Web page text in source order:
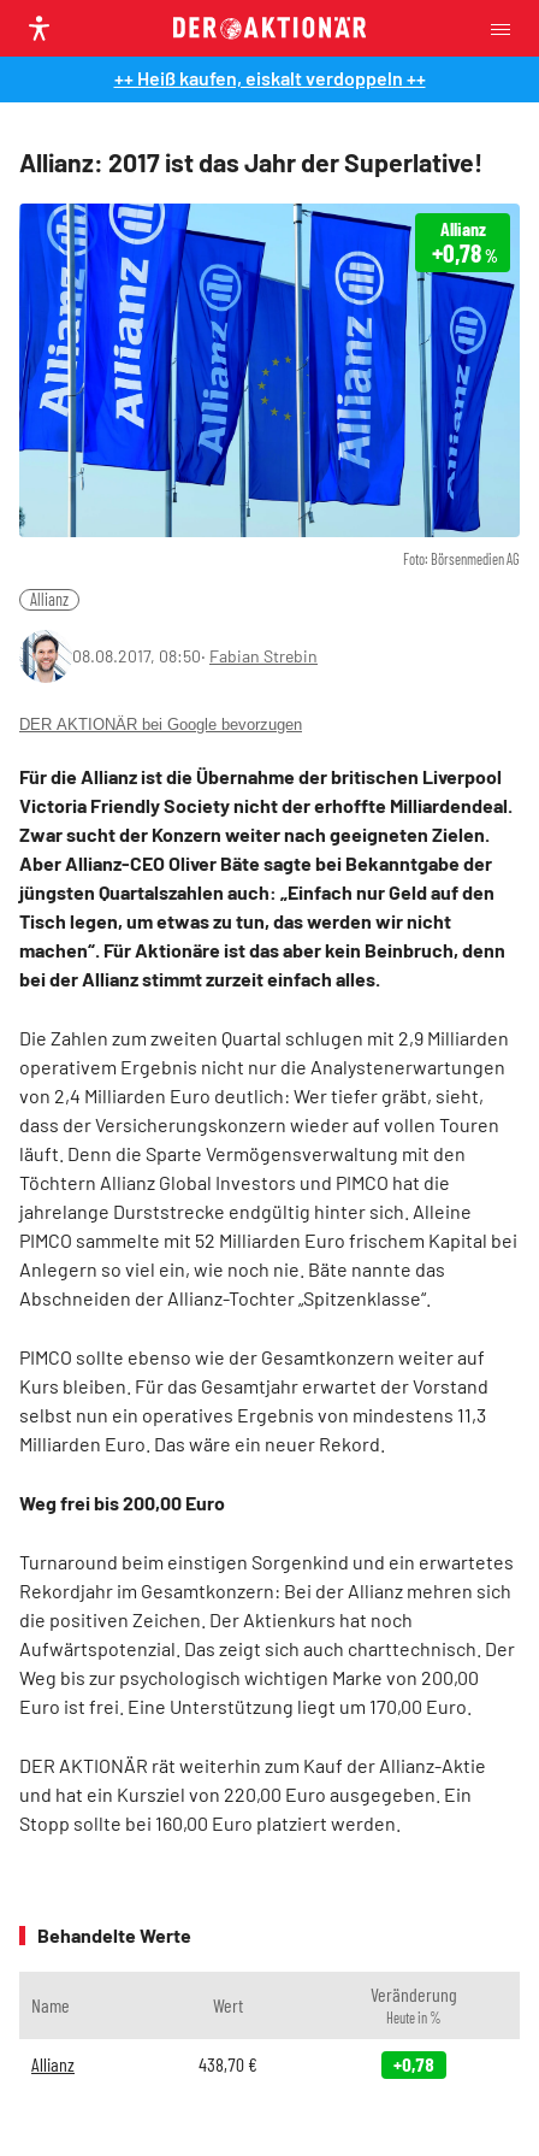
++ Heiß kaufen, eiskalt verdoppeln ++
Allianz: 2017 ist das Jahr der Superlative!
Foto: Börsenmedien AG
Allianz
+0,78%
Allianz
08.08.2017, 08:50‧ Fabian Strebin
DER AKTIONÄR bei Google bevorzugen
Für die Allianz ist die Übernahme der britischen Liverpool
Victoria Friendly Society nicht der erhoffte Milliardendeal.
Zwar sucht der Konzern weiter nach geeigneten Zielen.
Aber Allianz-CEO Oliver Bäte sagte bei Bekanntgabe der
jüngsten Quartalszahlen auch: „Einfach nur Geld auf den
Tisch legen, um etwas zu tun, das werden wir nicht
machen“. Für Aktionäre ist das aber kein Beinbruch, denn
bei der Allianz stimmt zurzeit einfach alles.
Die Zahlen zum zweiten Quartal schlugen mit 2,9 Milliarden
operativem Ergebnis nicht nur die Analystenerwartungen
von 2,4 Milliarden Euro deutlich: Wer tiefer gräbt, sieht,
dass der Versicherungskonzern wieder auf vollen Touren
läuft. Denn die Sparte Vermögensverwaltung mit den
Töchtern Allianz Global Investors und PIMCO hat die
jahrelange Durststrecke endgültig hinter sich. Alleine
PIMCO sammelte mit 52 Milliarden Euro frischem Kapital bei
Anlegern so viel ein, wie noch nie. Bäte nannte das
Abschneiden der Allianz-Tochter „Spitzenklasse“.
PIMCO sollte ebenso wie der Gesamtkonzern weiter auf
Kurs bleiben. Für das Gesamtjahr erwartet der Vorstand
selbst nun ein operatives Ergebnis von mindestens 11,3
Milliarden Euro. Das wäre ein neuer Rekord.
Weg frei bis 200,00 Euro
Turnaround beim einstigen Sorgenkind und ein erwartetes
Rekordjahr im Gesamtkonzern: Bei der Allianz mehren sich
die positiven Zeichen. Der Aktienkurs hat noch
Aufwärtspotenzial. Das zeigt sich auch charttechnisch. Der
Weg bis zur psychologisch wichtigen Marke von 200,00
Euro ist frei. Eine Unterstützung liegt um 170,00 Euro.
DER AKTIONÄR rät weiterhin zum Kauf der Allianz-Aktie
und hat ein Kursziel von 220,00 Euro ausgegeben. Ein
Stopp sollte bei 160,00 Euro platziert werden.
Behandelte Werte
Name Wert Veränderung
Heute in %
Allianz 438,70€ +0,78